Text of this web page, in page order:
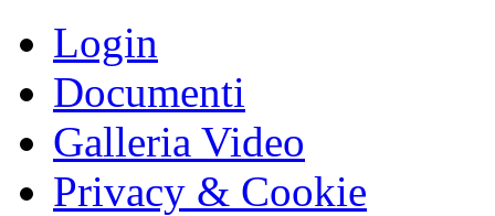
Login
Documenti
Galleria Video
Privacy & Cookie